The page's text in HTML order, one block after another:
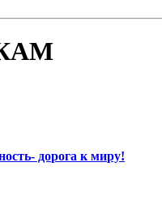
дорога к миру!